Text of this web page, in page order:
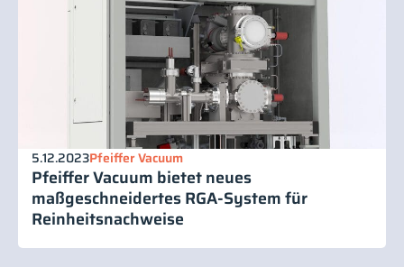
5.12.2023Pfeiffer Vacuum
Pfeiffer Vacuum bietet neues
maßgeschneidertes RGA-System für
Reinheitsnachweise